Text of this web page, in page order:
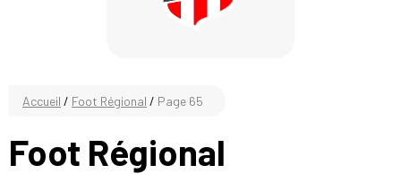
Accueil / Foot Régional / Page 65
Foot Régional